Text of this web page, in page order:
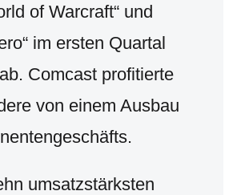
of Warcraft“ und
im ersten Quartal
Comcast profitierte
von einem Ausbau
umsatzstärksten